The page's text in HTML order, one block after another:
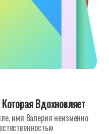
Вдохновляет
имя Валерия неизменно